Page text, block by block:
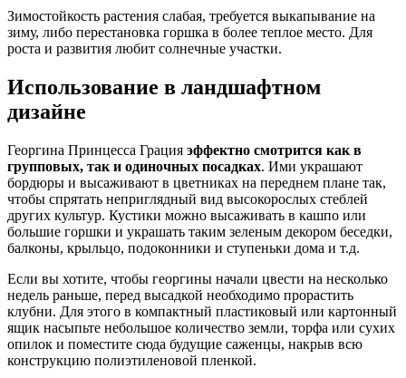
Зимостойкость растения слабая, требуется выкапывание на
зиму, либо перестановка горшка в более теплое место. Для
роста и развития любит солнечные участки.
Использование в ландшафтном
дизайне
Георгина Принцесса Грация эффектно смотрится как в
групповых, так и одиночных посадках. Ими украшают
бордюры и высаживают в цветниках на переднем плане так,
чтобы спрятать неприглядный вид высокорослых стеблей
других культур. Кустики можно высаживать в кашпо или
большие горшки и украшать таким зеленым декором беседки,
балконы, крыльцо, подоконники и ступеньки дома и т.д.
Если вы хотите, чтобы георгины начали цвести на несколько
недель раньше, перед высадкой необходимо прорастить
клубни. Для этого в компактный пластиковый или картонный
ящик насыпьте небольшое количество земли, торфа или сухих
опилок и поместите сюда будущие саженцы, накрыв всю
конструкцию полиэтиленовой пленкой.